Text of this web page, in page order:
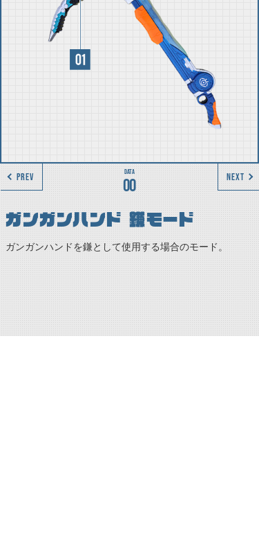
00
PREV NEXT
ガンガンハンド 鎌モード
ガンガンハンドを鎌として使用する場合のモード。